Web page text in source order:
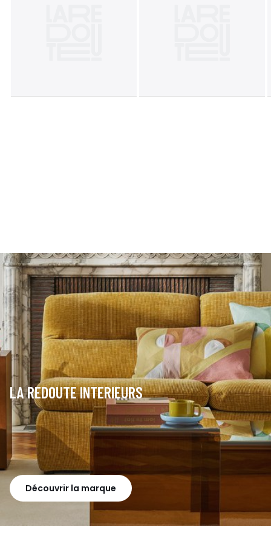
LA REDOUTE INTERIEURS
Découvrir la marque